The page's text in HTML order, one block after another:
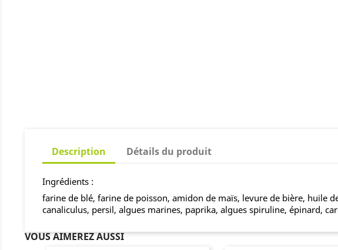
Description Détails du produit
Ingrédients :
farine de blé, farine de poisson, amidon de maïs, levure de bière, huile
canaliculus, persil, algues marines, paprika, algues spiruline, épinard,
VOUS AIMEREZ AUSSI